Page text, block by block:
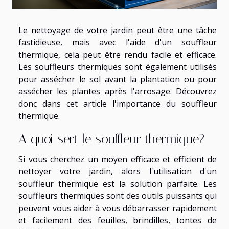
Le nettoyage de votre jardin peut être une tâche
fastidieuse, mais avec l'aide d'un souffleur
thermique, cela peut être rendu facile et efficace.
Les souffleurs thermiques sont également utilisés
pour assécher le sol avant la plantation ou pour
assécher les plantes après l'arrosage. Découvrez
donc dans cet article l'importance du souffleur
thermique.
A quoi sert le souffleur thermique?
Si vous cherchez un moyen efficace et efficient de
nettoyer votre jardin, alors l'utilisation d'un
souffleur thermique est la solution parfaite. Les
souffleurs thermiques sont des outils puissants qui
peuvent vous aider à vous débarrasser rapidement
et facilement des feuilles, brindilles, tontes de